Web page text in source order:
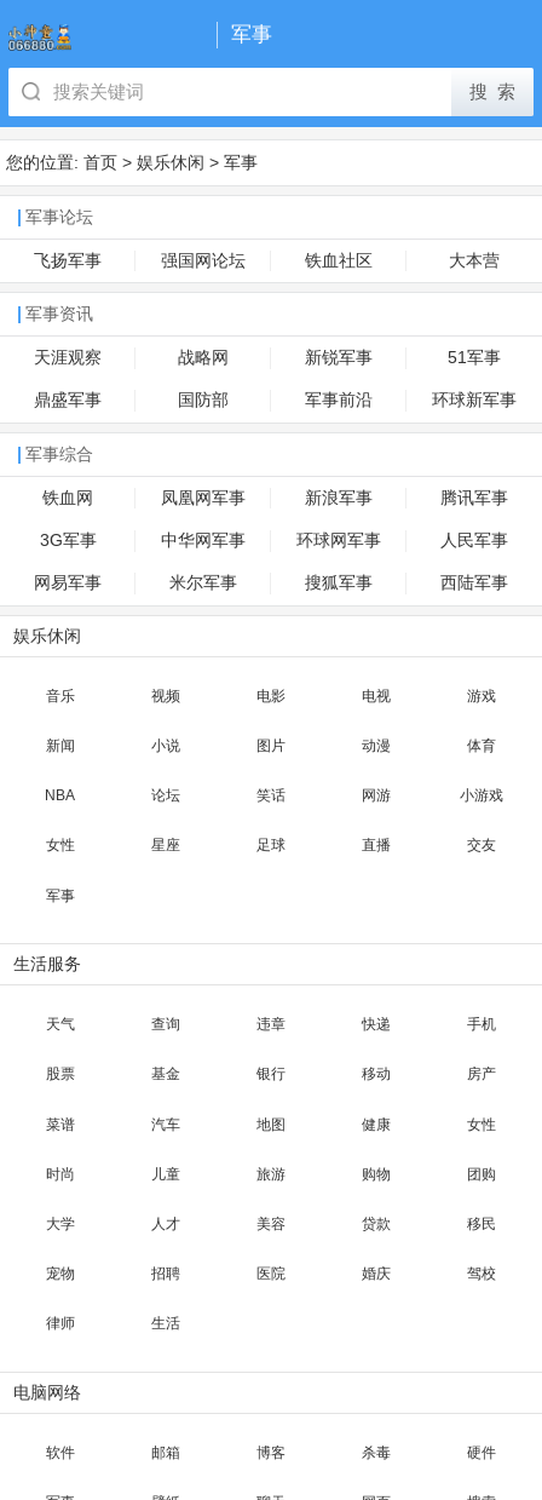
军事
您的位置: 首页 > 娱乐休闲 > 军事
军事论坛
飞扬军事 强国网论坛 铁血社区 大本营
军事资讯
天涯观察 战略网 新锐军事 51军事
鼎盛军事 国防部 军事前沿 环球新军事
军事综合
铁血网 凤凰网军事 新浪军事 腾讯军事
3G军事 中华网军事 环球网军事 人民军事
网易军事 米尔军事 搜狐军事 西陆军事
娱乐休闲
音乐 视频 电影 电视 游戏
新闻 小说 图片 动漫 体育
NBA 论坛 笑话 网游 小游戏
女性 星座 足球 直播 交友
军事
生活服务
天气 查询 违章 快递 手机
股票 基金 银行 移动 房产
菜谱 汽车 地图 健康 女性
时尚 儿童 旅游 购物 团购
大学 人才 美容 贷款 移民
宠物 招聘 医院 婚庆 驾校
律师 生活
电脑网络
软件 邮箱 博客 杀毒 硬件